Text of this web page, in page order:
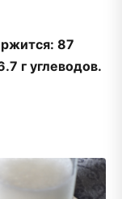
87
г углеводов.